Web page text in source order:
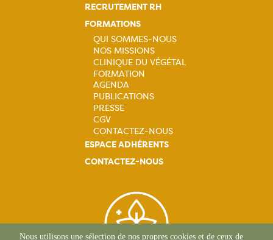
RECRUTEMENT RH
FORMATIONS
Navigation
principale
QUI SOMMES-NOUS
NOS MISSIONS
CLINIQUE DU VÉGÉTAL
FORMATION
AGENDA
PUBLICATIONS
PRESSE
CGV
CONTACTEZ-NOUS
ESPACE ADHÉRENTS
CONTACTEZ-NOUS
Nous utilisons une sélection de nos propres cookies et de ceux de